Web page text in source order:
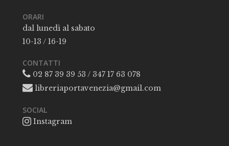
ORARI
dal lunedì al sabato
10-13 / 16-19
CONTATTI
02 87 39 39 53 / 347 17 63 078
libreriaportavenezia@gmail.com
SOCIAL
Instagram